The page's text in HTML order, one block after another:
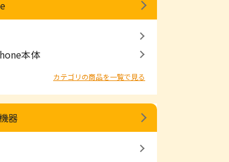
本体
カテゴリの商品を一覧で見る
器